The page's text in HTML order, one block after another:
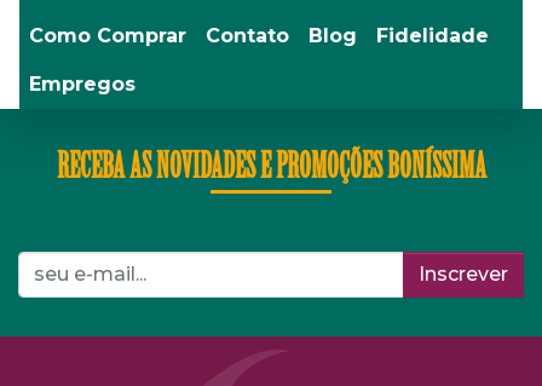
Como Comprar Contato Blog Fidelidade
Empregos
RECEBA AS NOVIDADES E PROMOÇÕES BONÍSSIMA
Inscrever